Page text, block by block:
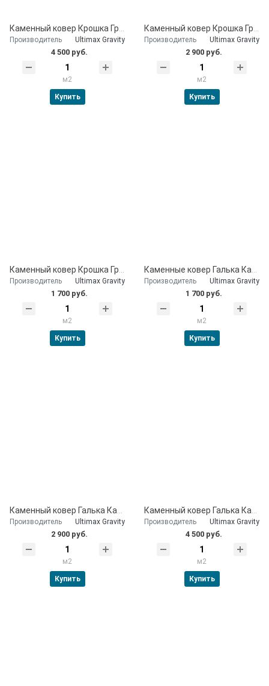
Производитель Ultimax Gravity
4 500 руб.
м2
Купить
Производитель Ultimax Gravity
2 900 руб.
м2
Купить
Производитель Ultimax Gravity
1 700 руб.
м2
Купить
Производитель Ultimax Gravity
1 700 руб.
м2
Купить
Каменный ковер Галька Каспийская 20 мм
Производитель Ultimax Gravity
2 900 руб.
м2
Купить
Каменный ковер Галька Каспийская 30 мм
Производитель Ultimax Gravity
4 500 руб.
м2
Купить